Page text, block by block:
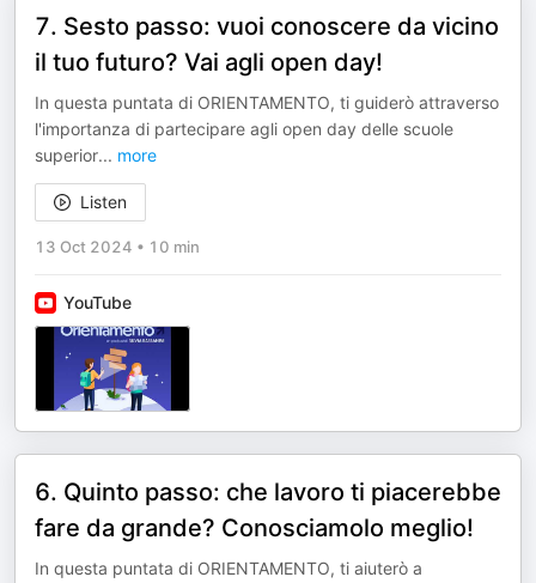
7. Sesto passo: vuoi conoscere da vicino
il tuo futuro? Vai agli open day!
In questa puntata di ORIENTAMENTO, ti guiderò attraverso
l'importanza di partecipare agli open day delle scuole
superior... more
Listen
13 Oct 2024 • 10 min
YouTube
6. Quinto passo: che lavoro ti piacerebbe
fare da grande? Conosciamolo meglio!
In questa puntata di ORIENTAMENTO, ti aiuterò a